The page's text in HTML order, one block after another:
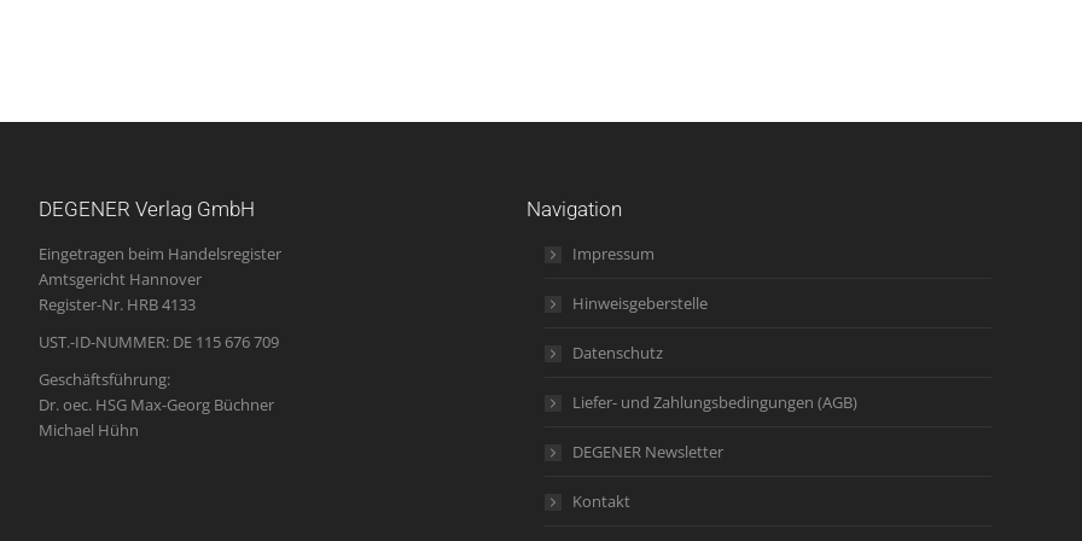
DEGENER Verlag GmbH
Eingetragen beim Handelsregister
Amtsgericht Hannover
Register-Nr. HRB 4133
UST.-ID-NUMMER: DE 115 676 709
Geschäftsführung:
Dr. oec. HSG Max-Georg Büchner
Michael Hühn
Navigation
Impressum
Hinweisgeberstelle
Datenschutz
Liefer- und Zahlungsbedingungen (AGB)
DEGENER Newsletter
Kontakt